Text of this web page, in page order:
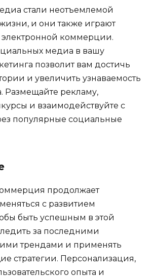
стали неотъемлемой
и они также играют
коммерции.
медиа в вашу
позволит вам достичь
и увеличить узнаваемость
Размещайте рекламу,
и взаимодействуйте с
популярные социальные
продолжает
с развитием
быть успешным в этой
за последними
трендами и применять
стратегии. Персонализация,
опыта и